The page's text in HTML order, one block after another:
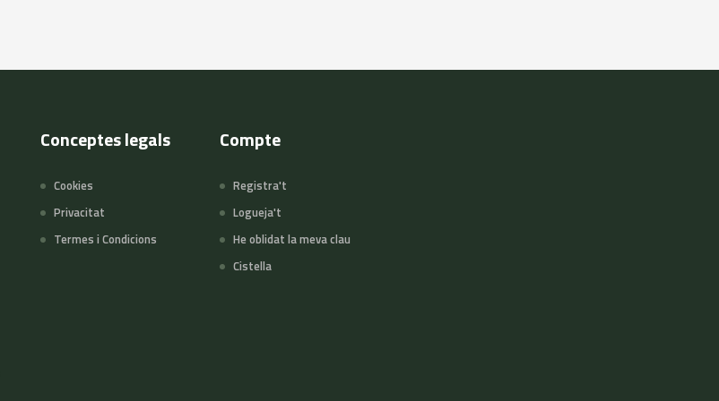
Conceptes legals
Cookies
Privacitat
Termes i Condicions
Compte
Registra't
Logueja't
He oblidat la meva clau
Cistella